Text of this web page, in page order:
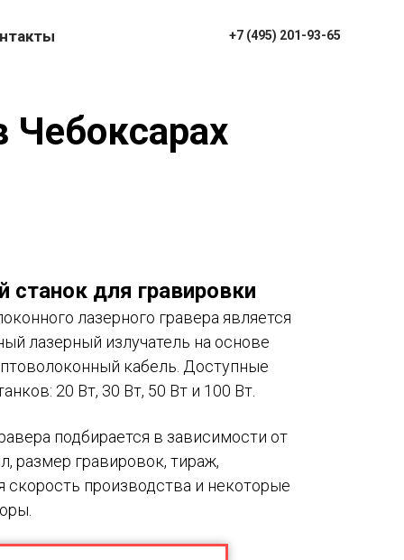
+7 (495) 201-93-65
Чебоксарах
станок для гравировки
лазерного гравера является
лазерный излучатель на основе
кабель. Доступные
20 Вт, 30 Вт, 50 Вт и 100 Вт.
подбирается в зависимости от
размер гравировок, тираж,
скорость производства и некоторые